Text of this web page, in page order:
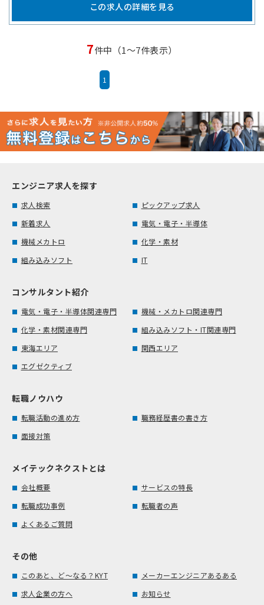
この求人の詳細を見る
7件中（1～7件表示）
1
エンジニア求人を探す
求人検索
ピックアップ求人
新着求人
電気・電子・半導体
機械メカトロ
化学・素材
組み込みソフト
IT
コンサルタント紹介
電気・電子・半導体関連専門
機械・メカトロ関連専門
化学・素材関連専門
組み込みソフト・IT関連専門
東海エリア
関西エリア
エグゼクティブ
転職ノウハウ
転職活動の進め方
職務経歴書の書き方
面接対策
メイテックネクストとは
会社概要
サービスの特長
転職成功事例
転職者の声
よくあるご質問
その他
このあと、ど～なる？KYT
メーカーエンジニアあるある
求人企業の方へ
お知らせ